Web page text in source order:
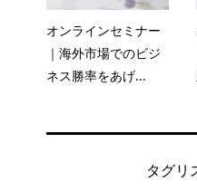
オンラインセミナー
｜海外市場でのビジ
ネス勝率をあげ...
タグリ